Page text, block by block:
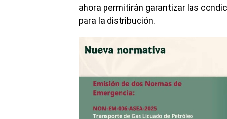
ahora permitirán garantizar las
para la distribución.